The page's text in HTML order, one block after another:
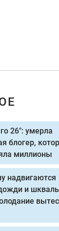
26": умерла
блогер,
миллионы
надвигаются
и